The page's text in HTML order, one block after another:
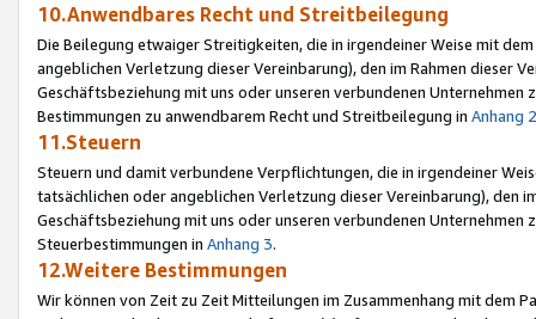
10.Anwendbares Recht und Streitbeilegung
Die Beilegung etwaiger Streitigkeiten, die in irgendeiner Weise mit
angeblichen Verletzung dieser Vereinbarung), den im Rahmen dieser
Geschäftsbeziehung mit uns oder unseren verbundenen
Bestimmungen zu anwendbarem Recht und Streitbeilegung in Anhang 2
11.Steuern
Steuern und damit verbundene Verpflichtungen, die in irgendeiner
tatsächlichen oder angeblichen Verletzung dieser Vereinbarung), den
Geschäftsbeziehung mit uns oder unseren verbundenen
Steuerbestimmungen in Anhang 3.
12.Weitere Bestimmungen
Wir können von Zeit zu Zeit Mitteilungen im Zusammenhang mit dem